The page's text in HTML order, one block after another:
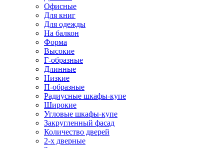
Офисные
Для книг
Для одежды
На балкон
Форма
Высокие
Г-образные
Длинные
Низкие
П-образные
Радиусные шкафы-купе
Широкие
Угловые шкафы-купе
Закругленный фасад
Количество дверей
2-х дверные